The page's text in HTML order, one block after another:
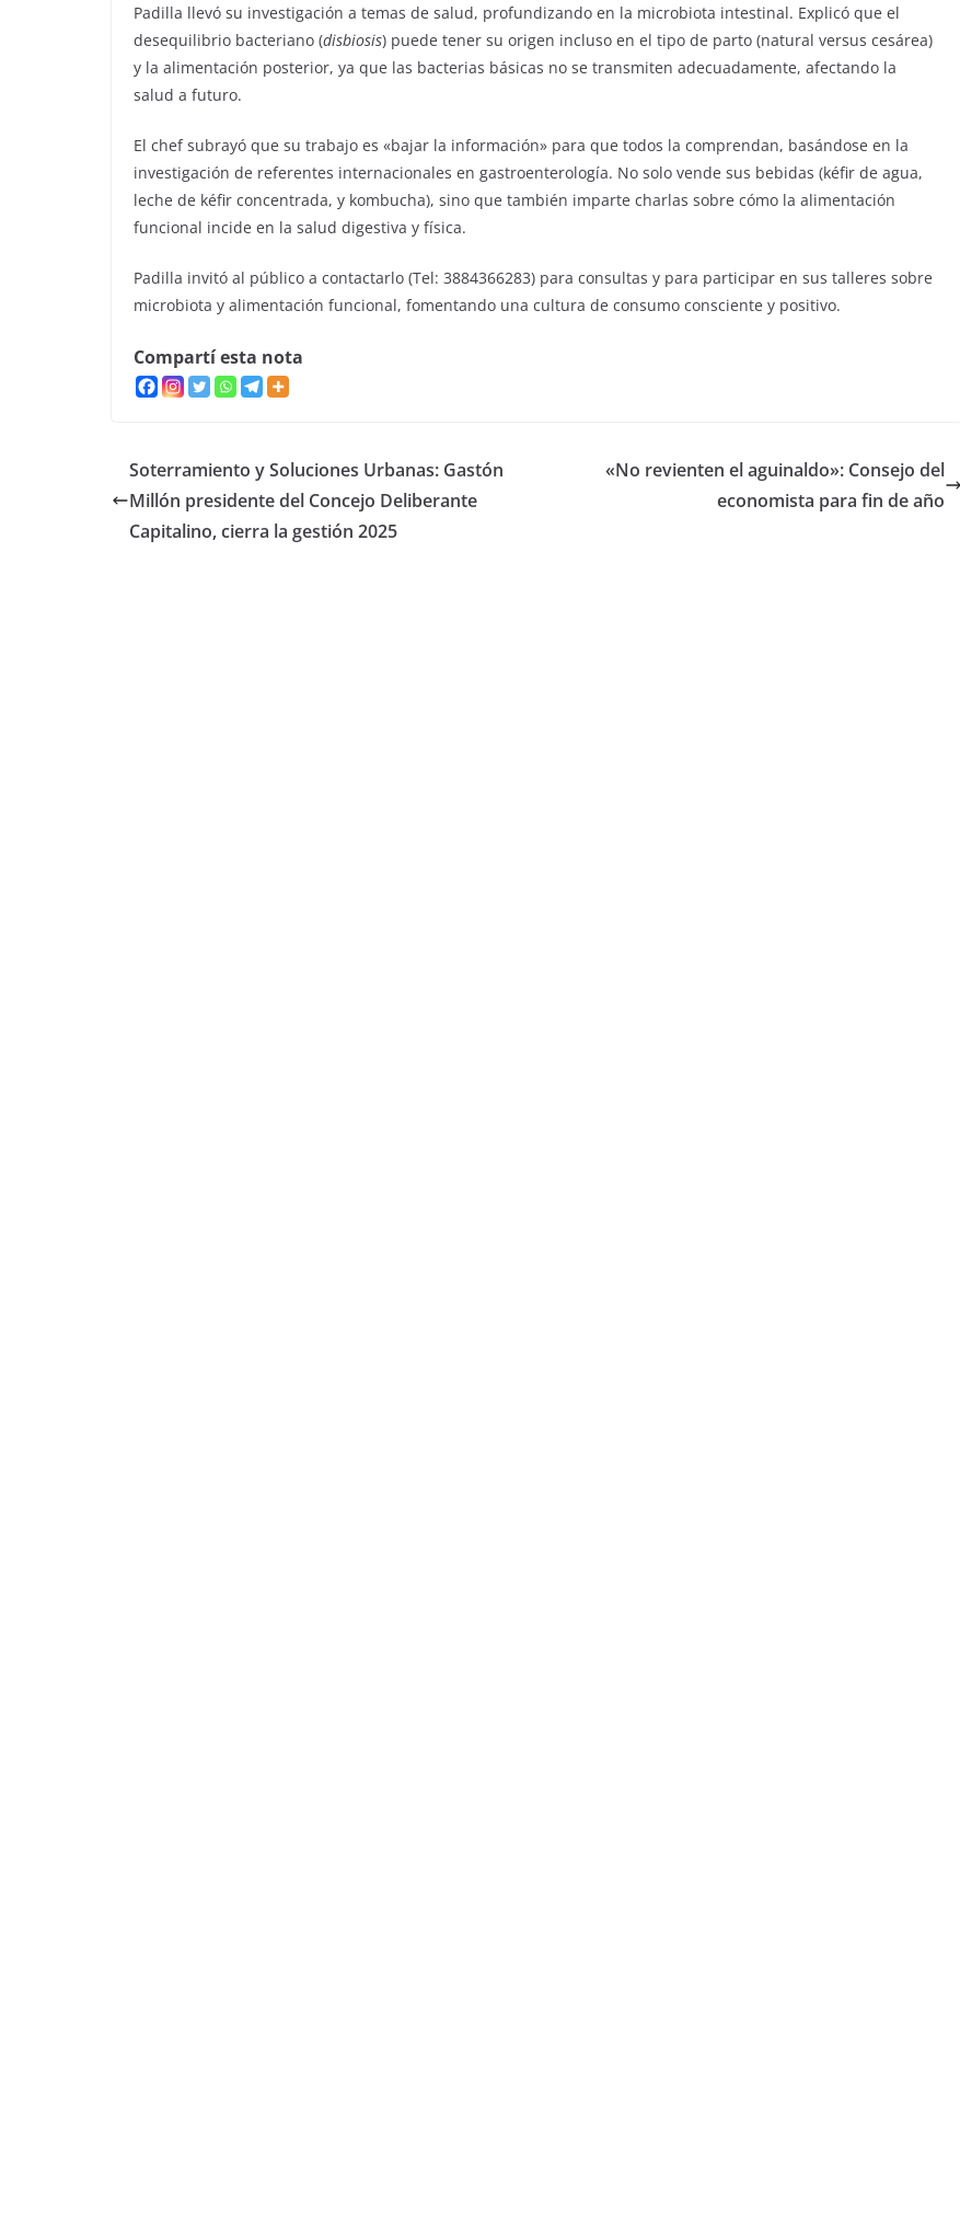
Padilla llevó su investigación a temas de salud, profundizando en la microbiota intestinal. Explicó que el
desequilibrio bacteriano (disbiosis) puede tener su origen incluso en el tipo de parto (natural versus cesárea)
y la alimentación posterior, ya que las bacterias básicas no se transmiten adecuadamente, afectando la
salud a futuro.
El chef subrayó que su trabajo es «bajar la información» para que todos la comprendan, basándose en la
investigación de referentes internacionales en gastroenterología. No solo vende sus bebidas (kéfir de agua,
leche de kéfir concentrada, y kombucha), sino que también imparte charlas sobre cómo la alimentación
funcional incide en la salud digestiva y física.
Padilla invitó al público a contactarlo (Tel: 3884366283) para consultas y para participar en sus talleres sobre
microbiota y alimentación funcional, fomentando una cultura de consumo consciente y positivo.
Compartí esta nota
Soterramiento y Soluciones Urbanas: Gastón
Millón presidente del Concejo Deliberante
Capitalino, cierra la gestión 2025
«No revienten el aguinaldo»: Consejo del
economista para fin de año